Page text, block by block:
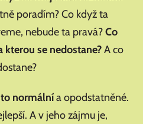
poradím? Co když ta
nebude ta pravá?Co
se nedostane?A co
normálnía opodstatněné.
A v jeho zájmu je,